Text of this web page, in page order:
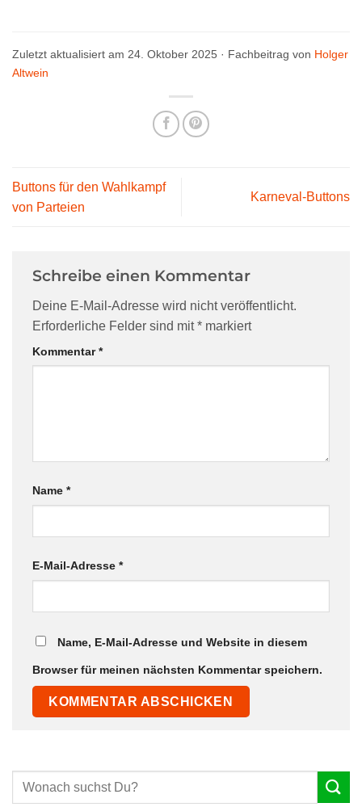
Zuletzt aktualisiert am 24. Oktober 2025 · Fachbeitrag von Holger
Altwein
Buttons für den Wahlkampf
von Parteien
Karneval-Buttons
Schreibe einen Kommentar
Deine E-Mail-Adresse wird nicht veröffentlicht.
Erforderliche Felder sind mit* markiert
Kommentar*
Name *
E-Mail-Adresse *
Name, E-Mail-Adresse und Website in diesem
Browser für meinen nächsten Kommentar speichern.